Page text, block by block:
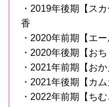
・2019年後期
香
・2020年前
・2020年後期
・2021年前期
・2021年後期【カ
・2022年前期